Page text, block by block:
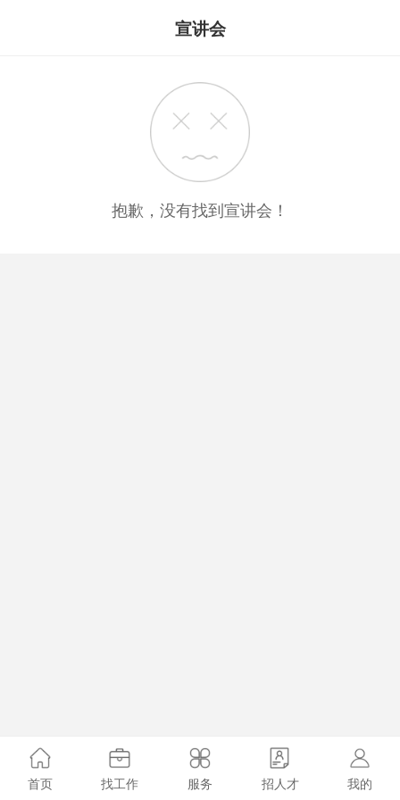
宣讲会
抱歉，没有找到宣讲会！
首页 找工作 服务 招人才 我的